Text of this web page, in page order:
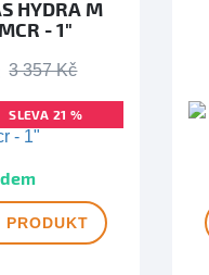
HYDRA M
- 1"
3 357 Kč
SLEVA 21 %
ZDARMA
PRODUKT